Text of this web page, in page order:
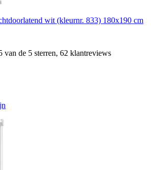
wit (kleurnr. 833) 180x190 cm
van de 5 sterren, 62 klantreviews